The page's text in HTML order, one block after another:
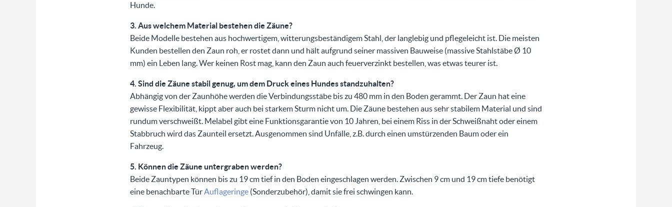
Hunde.
3. Aus welchem Material bestehen die Zäune?
Beide Modelle bestehen aus hochwertigem, witterungsbeständigem Stahl, der langlebig und pflegeleicht ist. Die meisten
Kunden bestellen den Zaun roh, er rostet dann und hält aufgrund seiner massiven Bauweise (massive Stahlstäbe Ø 10
mm) ein Leben lang. Wer keinen Rost mag, kann den Zaun auch feuerverzinkt bestellen, was etwas teurer ist.
4. Sind die Zäune stabil genug, um dem Druck eines Hundes standzuhalten?
Abhängig von der Zaunhöhe werden die Verbindungsstäbe bis zu 480 mm in den Boden gerammt. Der Zaun hat eine
gewisse Flexibilität, kippt aber auch bei starkem Sturm nicht um. Die Zäune bestehen aus sehr stabilem Material und sind
rundum verschweißt. Melabel gibt eine Funktionsgarantie von 10 Jahren, bei einem Riss in der Schweißnaht oder einem
Stabbruch wird das Zaunteil ersetzt. Ausgenommen sind Unfälle, z.B. durch einen umstürzenden Baum oder ein
Fahrzeug.
5. Können die Zäune untergraben werden?
Beide Zauntypen können bis zu 19 cm tief in den Boden eingeschlagen werden. Zwischen 9 cm und 19 cm tiefe benötigt
eine benachbarte TürAuflageringe(Sonderzubehör), damit sie frei schwingen kann.